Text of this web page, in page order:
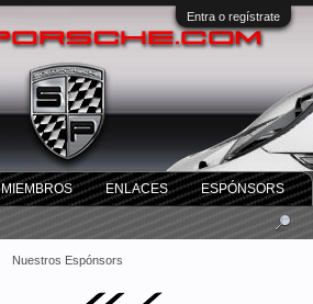
Entra o regístrate
Nuestros Espónsors
MIEMBROS ENLACES ESPÓNSORS